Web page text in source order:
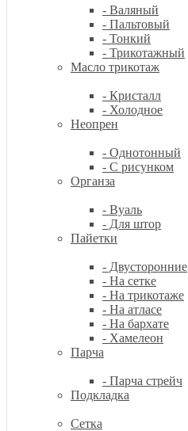
- Валяный
- Пальтовый
- Тонкий
- Трикотажный
Масло трикотаж
- Кристалл
- Холодное
Неопрен
- Однотонный
- С рисунком
Органза
- Вуаль
- Для штор
Пайетки
- Двусторонние
- На сетке
- На трикотаже
- На атласе
- На бархате
- Хамелеон
Парча
- Парча стрейч
Подкладка
Сетка